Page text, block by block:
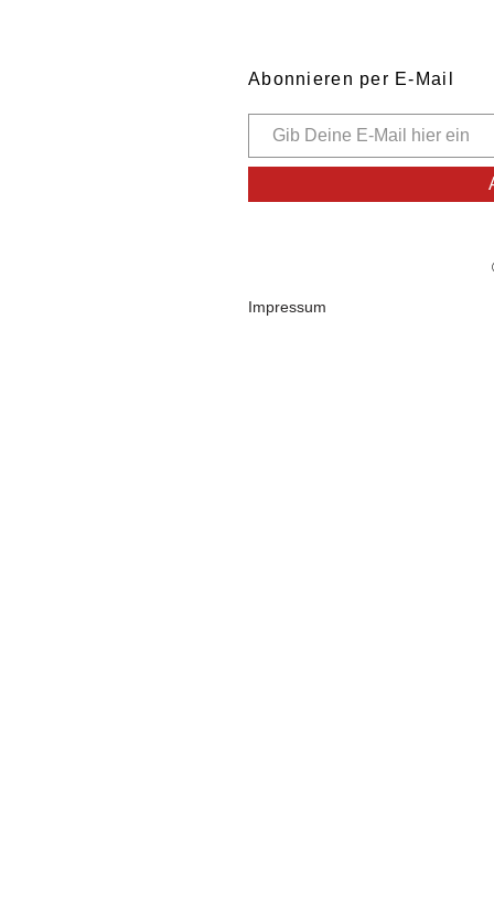
Abonnieren per E-Mail
Impressum